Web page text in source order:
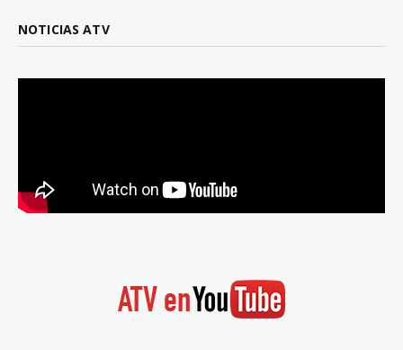
NOTICIAS ATV